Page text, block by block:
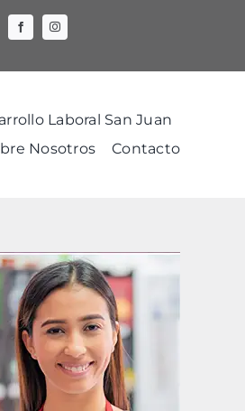
Laboral San Juan
Nosotros Contacto